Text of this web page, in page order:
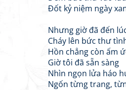
Đốt kỷ niệm ngày
Nhưng giờ đã đến
Cháy lên bức thư
Hồn chẳng còn ấm
Giờ tôi đã sẵn sàng
Nhìn ngọn lửa háo
Ngốn từng trang,